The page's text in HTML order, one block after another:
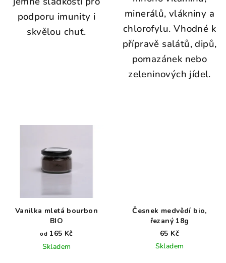
podporu imunity i
skvělou chuť.
minerálů, vlákniny a
chlorofylu. Vhodné k
přípravě salátů, dipů,
pomazánek nebo
zeleninových jídel.
Vanilka mletá bourbon
BIO
od 165 Kč
Skladem
Česnek medvědí bio,
řezaný 18g
65 Kč
Skladem